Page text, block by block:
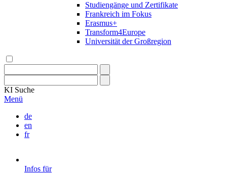
Studiengänge und Zertifikate
Frankreich im Fokus
Erasmus+
Transform4Europe
Universität der Großregion
KI Suche
Menü
de
en
fr
Infos für